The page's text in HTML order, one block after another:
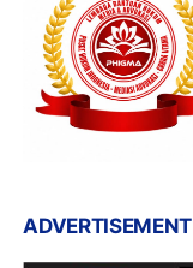
ADVERTISEMENT